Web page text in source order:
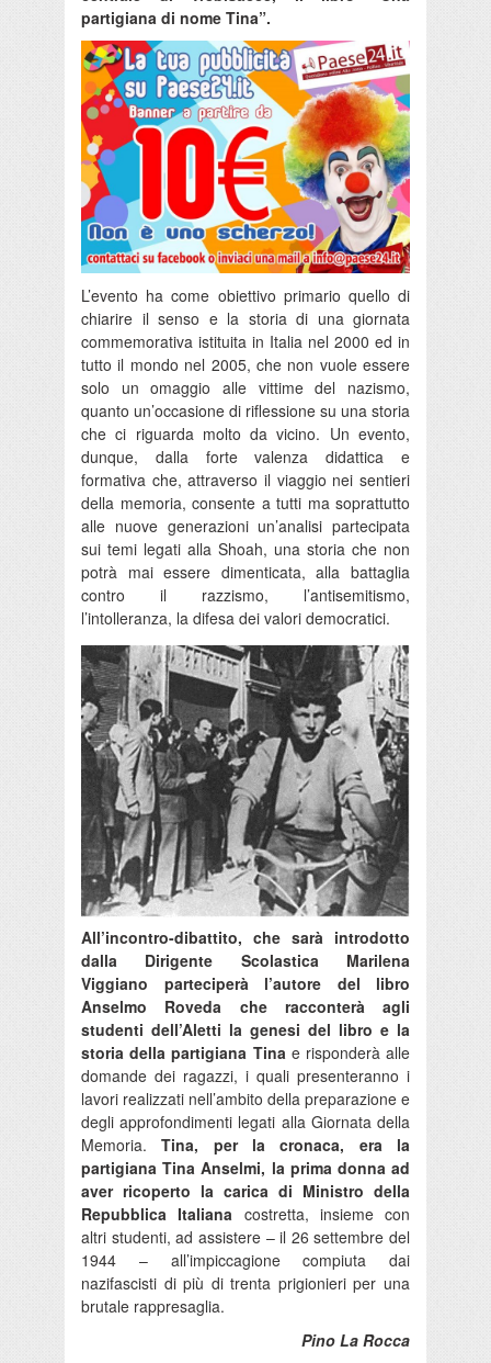
partigiana di nome Tina”.
L’evento ha come obiettivo primario quello di
chiarire il senso e la storia di una giornata
commemorativa istituita in Italia nel 2000 ed in
tutto il mondo nel 2005, che non vuole essere
solo un omaggio alle vittime del nazismo,
quanto un’occasione di riflessione su una storia
che ci riguarda molto da vicino. Un evento,
dunque, dalla forte valenza didattica e
formativa che, attraverso il viaggio nei sentieri
della memoria, consente a tutti ma soprattutto
alle nuove generazioni un’analisi partecipata
sui temi legati alla Shoah, una storia che non
potrà mai essere dimenticata, alla battaglia
contro il razzismo, l’antisemitismo,
l’intolleranza, la difesa dei valori democratici.
All’incontro-dibattito, che sarà introdotto
dalla Dirigente Scolastica Marilena
Viggiano parteciperà l’autore del libro
Anselmo Roveda che racconterà agli
studenti dell’Aletti la genesi del libro e la
storia della partigiana Tinae risponderà alle
domande dei ragazzi, i quali presenteranno i
lavori realizzati nell’ambito della preparazione e
degli approfondimenti legati alla Giornata della
Memoria.Tina, per la cronaca, era la
partigiana Tina Anselmi, la prima donna ad
aver ricoperto la carica di Ministro della
Repubblica Italiana costretta, insieme con
altri studenti, ad assistere – il 26 settembre del
1944 – all’impiccagione compiuta dai
nazifascisti di più di trenta prigionieri per una
brutale rappresaglia.
Pino La Rocca